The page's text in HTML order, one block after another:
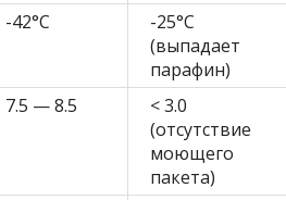
-42°C
-25°C
(выпадает
парафин)
7.5 — 8.5
< 3.0
(отсутствие
моющего
пакета)